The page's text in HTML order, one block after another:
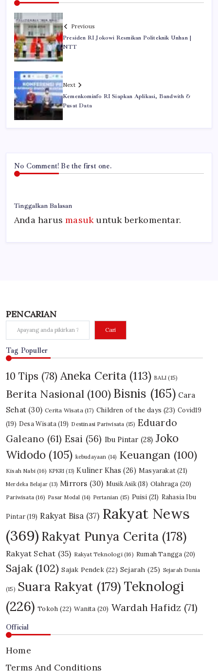
Previous
Presiden RI Jokowi Resmikan Politeknik Unhan |
NTT
Next
Kemenkominfo RI Siapkan Aplikasi, Bandwith &
Pusat Data
No Comment! Be the first one.
Tinggalkan Balasan
Anda harusmasukuntuk berkomentar.
PENCARIAN
Cari
Tag Populler
10 Tips (78) Aneka Cerita (113) BALI (15)
Berita Nasional (100) Bisnis (165) Cara
Sehat (30) Cerita Wisata (17) Children of the days (23) Covid19
(19) Desa Wisata (19) Destinasi Pariwisata (15) Eduardo
Galeano (61) Esai (56) Ibu Pintar (28) Joko
Widodo (105) kebudayaan (14) Keuangan (100)
Kisah Nabi (16) KPKRI (13) Kuliner Khas (26) Masyarakat(21)
Merdeka Belajar (13) Mirrors (30) Musik Asik(18) Olahraga (20)
Pariwisata (16) Pasar Modal (14) Pertanian (15) Puisi (21) Rahasia Ibu
Pintar(19) Rakyat Bisa (37) Rakyat News
(369) Rakyat Punya Cerita (178)
Rakyat Sehat (35) Rakyat Teknologi(16) Rumah Tangga (20)
Sajak (102) Sajak Pendek(22) Sejarah (25) Sejarah Dunia
(15) Suara Rakyat (179) Teknologi
(226) Tokoh (22) Wanita (20) Wardah Hafidz (71)
Official
Home
Terms And Conditions